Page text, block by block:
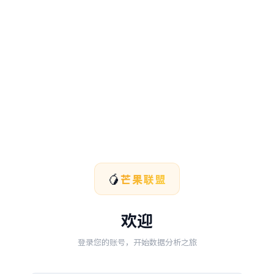
🥭芒果联盟
欢迎
登录您的账号，开始数据分析之旅